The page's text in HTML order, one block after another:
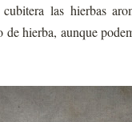
las hierbas
hierba, aunque